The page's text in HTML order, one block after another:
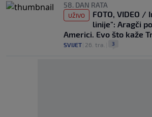
58. DAN RATA
UŽIVO
FOTO, VIDEO
linije": Aragči
Americi. Evo što kaže
SVIJET 26. tra. 3